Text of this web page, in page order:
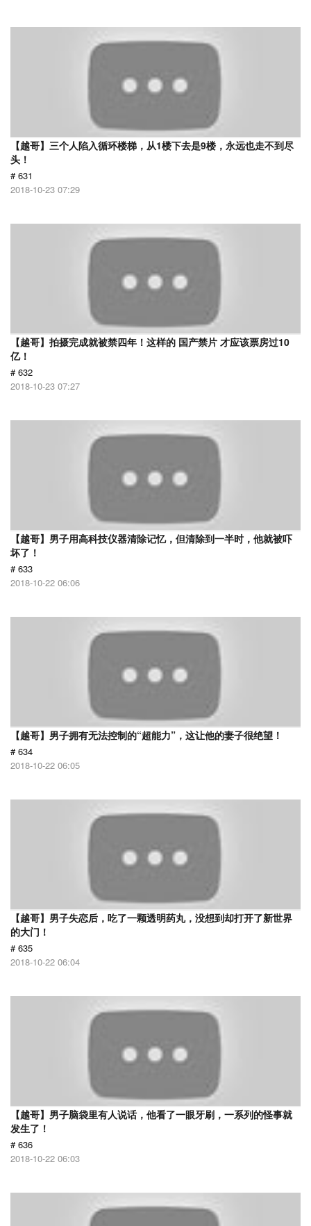
【越哥】三个人陷入循环楼梯，从1楼下去是9楼，永远也走不到尽
头！
# 631
2018-10-23 07:29
【越哥】拍摄完成就被禁四年！这样的 国产禁片 才应该票房过10
亿！
# 632
2018-10-23 07:27
【越哥】男子用高科技仪器清除记忆，但清除到一半时，他就被吓
坏了！
# 633
2018-10-22 06:06
【越哥】男子拥有无法控制的“超能力”，这让他的妻子很绝望！
# 634
2018-10-22 06:05
【越哥】男子失恋后，吃了一颗透明药丸，没想到却打开了新世界
的大门！
# 635
2018-10-22 06:04
【越哥】男子脑袋里有人说话，他看了一眼牙刷，一系列的怪事就
发生了！
# 636
2018-10-22 06:03